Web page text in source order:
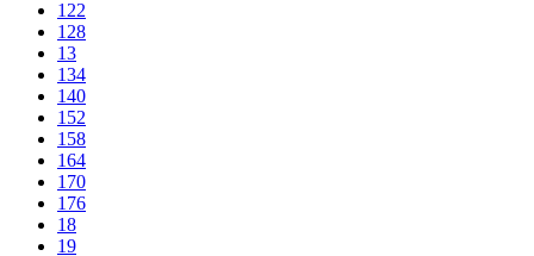
122
128
13
134
140
152
158
164
170
176
18
19